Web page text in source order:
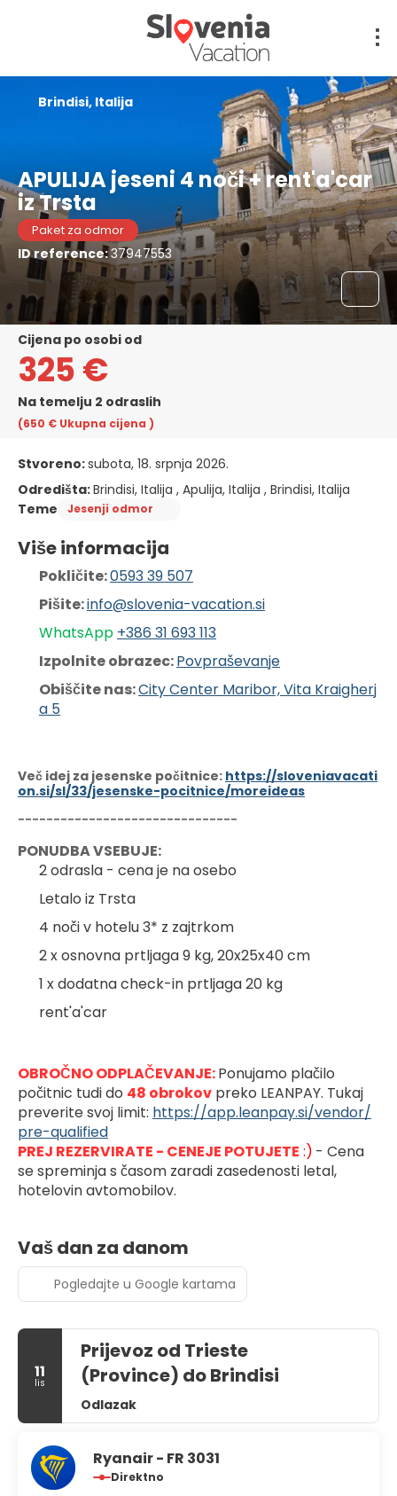
APULIJA jeseni 4 noči + rent'a'car
iz Trsta
Paket za odmor
ID reference:37947553
Brindisi, Italija
cijena po osobi od
325 €
Na temelju 2 odraslih
(650 € Ukupna cijena )
Stvoreno:subota, 18. srpnja 2026.
Odredišta:Brindisi, Italija , Apulija, Italija , Brindisi, Italija
Teme
Jesenji odmor
Više informacija
Pokličite: 0593 39 507
Pišite: info@slovenia-vacation.si
WhatsApp +386 31 693 113
Izpolnite obrazec: Povpraševanje
Obiščite nas: City Center Maribor, Vita Kraigherj
a 5
Več idej za jesenske počitnice: https://sloveniavacati
on.si/sl/33/jesenske-pocitnice/moreideas
-------------------------------
PONUDBA VSEBUJE:
2 odrasla - cena je na osebo
Letalo iz Trsta
4 noči v hotelu 3* z zajtrkom
2 x osnovna prtljaga 9 kg, 20x25x40 cm
1 x dodatna check-in prtljaga 20 kg
rent'a'car
OBROČNO ODPLAČEVANJE: Ponujamo plačilo
počitnic tudi do 48 obrokov preko LEANPAY. Tukaj
preverite svoj limit: https://app.leanpay.si/vendor/
pre-qualified
PREJ REZERVIRATE - CENEJE POTUJETE :) - Cena
se spreminja s časom zaradi zasedenosti letal,
hotelovin avtomobilov.
Vaš dan za danom
Pogledajte u Google kartama
11
lis
Prijevoz od Trieste
(Province) do Brindisi
Odlazak
Ryanair - FR 3031
Direktno